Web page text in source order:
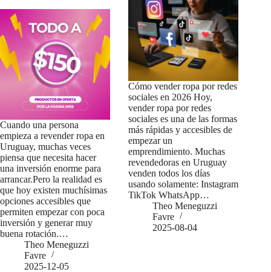
Cuando una persona
empieza a revender ropa en
Uruguay, muchas veces
piensa que necesita hacer
una inversión enorme para
arrancar.Pero la realidad es
que hoy existen muchísimas
opciones accesibles que
permiten empezar con poca
inversión y generar muy
buena rotación.…
Theo Meneguzzi
Favre
2025-12-05
Cómo vender ropa por redes
sociales en 2026 Hoy,
vender ropa por redes
sociales es una de las formas
más rápidas y accesibles de
empezar un
emprendimiento. Muchas
revendedoras en Uruguay
venden todos los días
usando solamente: Instagram
TikTok WhatsApp…
Theo Meneguzzi
Favre
2025-08-04